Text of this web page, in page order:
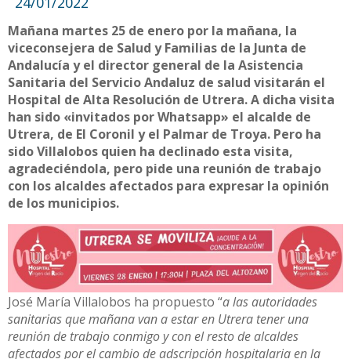
Mañana martes 25 de enero por la mañana, la
viceconsejera de Salud y Familias de la Junta de
Andalucía y el director general de la Asistencia
Sanitaria del Servicio Andaluz de salud visitarán el
Hospital de Alta Resolución de Utrera. A dicha visita
han sido «invitados por Whatsapp» el alcalde de
Utrera, de El Coronil y el Palmar de Troya. Pero ha
sido Villalobos quien ha declinado esta visita,
agradeciéndola, pero pide una reunión de trabajo
con los alcaldes afectados para expresar la opinión
de los municipios.
José María Villalobos ha propuesto “a las autoridades
sanitarias que mañana van a estar en Utrera tener una
reunión de trabajo conmigo y con el resto de alcaldes
afectados por el cambio de adscripción hospitalaria en la